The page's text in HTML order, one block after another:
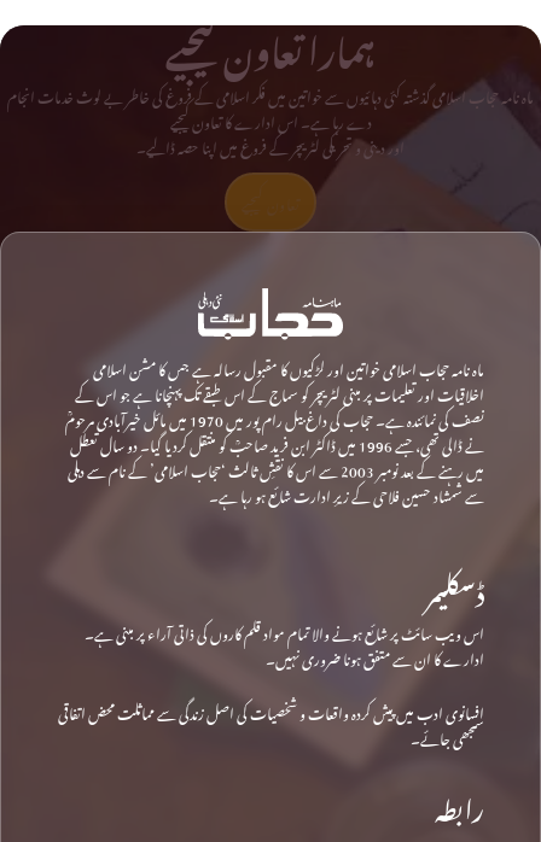
ہمارا تعاون کیجیے
ماہ نامہ حجاب اسلامی گذشتہ کئی دہائیوں سے خواتین میں فکر اسلامی کے فروغ کی خاطر بے لوث خدمات انجام
دے رہا ہے۔ اس ادارے کا تعاون کیجیے
اور دینی و تحریکی لٹریچر کے فروغ میں اپنا حصہ ڈالیے۔
ماہ نامہ حجاب اسلامی خواتین اور لڑکیوں کا مقبول رسالہ ہے جس کا مشن اسلامی
اخلاقیات اور تعلیمات پر مبنی لٹریچر کو سماج کے اس طبقے تک پہنچانا ہے جو اس کے
نصف کی نمائندہ ہے۔ حجاب کی داغ بیل رام پور میں 1970 میں مائل خیرآبادی مرحومؒ
نے ڈالی تھی، جسے 1996 میں ڈاکٹر ابن فرید صاحبؒ کو منتقل کردیا گیا۔ دو سال تعطل
میں رہنے کے بعد نومبر 2003 سے اس کا نقشِ ثالث ‘حجاب اسلامی’ کے نام سے دہلی
سے شمشاد حسین فلاحی کے زیرِ ادارت شائع ہو رہا ہے۔
ڈسکلیمر
اس ویب سائٹ پر شائع ہونے والا تمام مواد قلم کاروں کی ذاتی آراء پر مبنی ہے۔
ادارے کا ان سے متفق ہونا ضروری نہیں۔
افسانوی ادب میں پیش کردہ واقعات و شخصیات کی اصل زندگی سے مماثلت محض اتفاقی
سمجھی جائے۔
رابطہ